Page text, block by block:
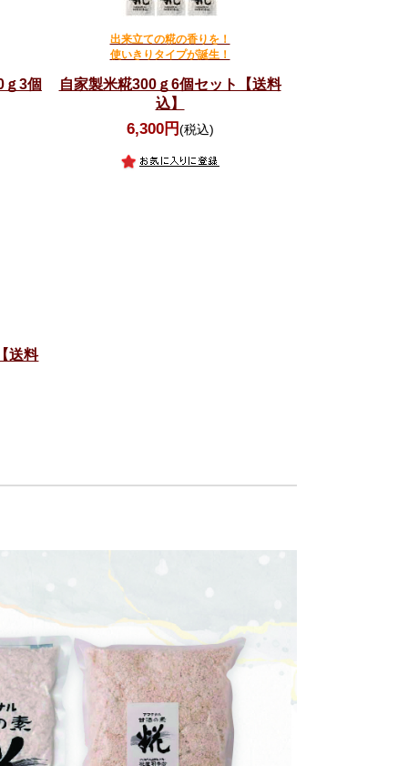
3個
出来立ての糀の香りを！
使いきりタイプが誕生！
自家製米糀300ｇ6個セット【送料
込】
6,300円(税込)
送料